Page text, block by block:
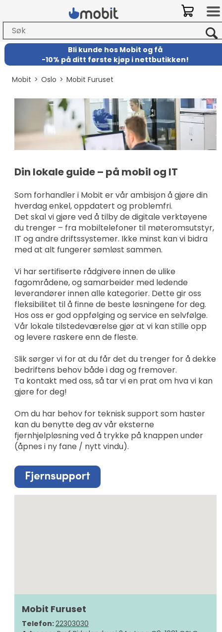
Bli kunde hos Mobit og få
-10% på ditt første kjøp i nettbutikken!
Mobit>Oslo>Mobit Furuset
Din lokale guide – på mobil og IT
Som forhandler i Mobit er vår ambisjon å gjøre din
hverdag enkel, oppdatert og problemfri.
Det skal vi gjøre ved å tilby de digitale verktøyene
du trenger – fra mobiltelefoner til møteromsutstyr,
IT og andre driftssystemer. Ikke minst kan vi bidra
med at alt fungerer sømløst sammen.
Vi har sertifiserte rådgivere innen de ulike
fagområdene, og samarbeider med ledende
leverandører innen alle kategorier. Dette gir oss
fleksibilitet til å finne de beste løsningene for deg.
Hos oss er god oppfølging og service en selvfølge.
Vår lokale tilstedeværelse gjør at vi kan stille opp
og levere raskere enn de fleste.
Slik sørger vi for at du får det du trenger for å dekke
bedriftens behov både i dag og fremover.
Ta kontakt med oss, så tar vi en prat om hva vi kan
gjøre for deg!
Om du har behov for teknisk support som haster
kan du benytte deg av vår eksterne
fjernhjelpløsning ved å trykke på knappen under
(åpnes i ny fane / nytt vindu).
Mobit Furuset
Telefon:22303030